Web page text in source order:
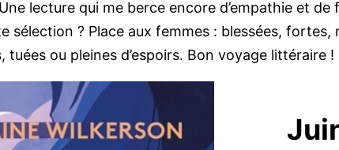
lecture qui me berce encore d’empathie et
sélection ? Place aux femmes : blessées,
tuées ou pleines d’espoirs. Bon voyage littéraire !